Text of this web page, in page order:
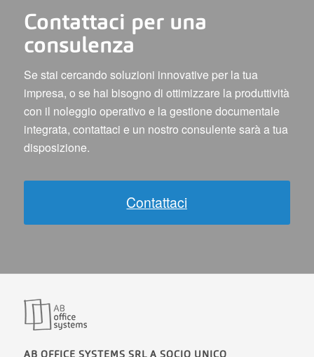
Contattaci per una
consulenza
Se stai cercando soluzioni innovative per la tua
impresa, o se hai bisogno di ottimizzare la produttività
con il noleggio operativo e la gestione documentale
integrata, contattaci e un nostro consulente sarà a tua
disposizione.
Contattaci
AB OFFICE SYSTEMS SRL A SOCIO UNICO